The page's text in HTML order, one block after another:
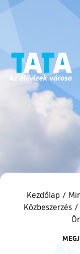
Kezdőlap /
Közbeszerzés /